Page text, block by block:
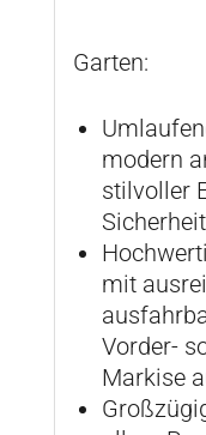
Garten:
modern
stilvoller
mit
Vorder-
Markise